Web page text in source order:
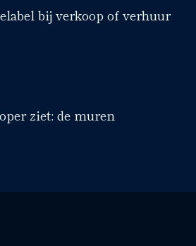
bij verkoop of verhuur
ziet: de muren